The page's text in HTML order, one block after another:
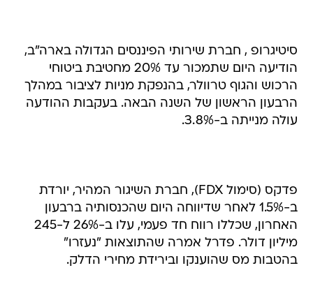
סיטיגרופ , חברת שירותי הפיננסים הגדולה בארה"ב,
הודיעה היום שתמכור עד 20% מחטיבת ביטוחי
הרכוש והגוף טרוולר, בהנפקת מניות לציבור במהלך
הרבעון הראשון של השנה הבאה. בעקבות ההודעה
עולה מנייתה ב-3.8%.
פדקס (סימול FDX), חברת השיגור המהיר, יורדת
ב-1.5% לאחר שדיווחה היום שהכנסותיה ברבעון
האחרון, שכללו רווח חד פעמי, עלו ב-26% ל-245
מיליון דולר. פדרל אמרה שהתוצאות "נעזרו"
בהטבות מס שהוענקו ובירידת מחירי הדלק.